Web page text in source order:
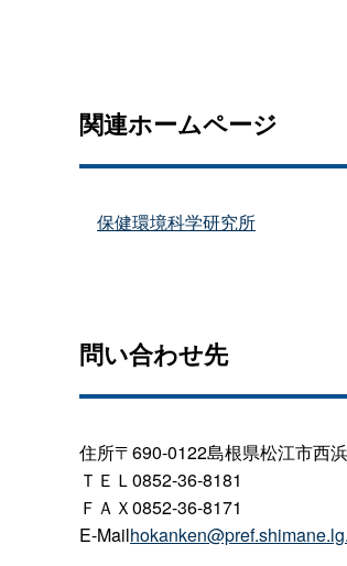
関連ホームページ
保健環境科学研究所
問い合わせ先
住所〒690-0122島根県松江市西
ＴＥＬ0852-36-8181
ＦＡＸ0852-36-8171
E-Mail